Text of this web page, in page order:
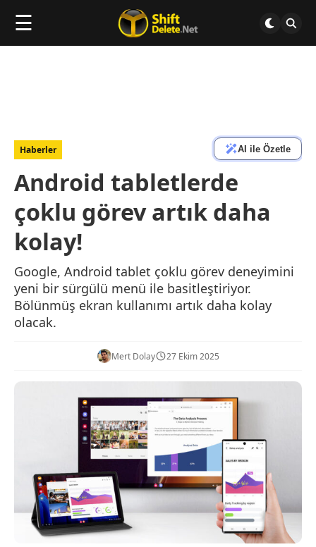
☰
Haberler AI ile Özetle
Android tabletlerde
çoklu görev artık daha
kolay!
Google, Android tablet çoklu görev deneyimini
yeni bir sürgülü menü ile basitleştiriyor.
Bölünmüş ekran kullanımı artık daha kolay
olacak.
Mert Dolay 27 Ekim 2025